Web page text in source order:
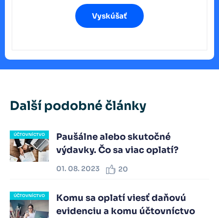
Vyskúšať
Další podobné články
ÚČTOVNÍCTVO
Paušálne alebo skutočné
výdavky. Čo sa viac oplatí?
01. 08. 2023 20
ÚČTOVNÍCTVO
Komu sa oplatí viesť daňovú
evidenciu a komu účtovníctvo